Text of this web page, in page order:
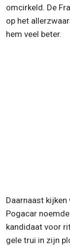
omcirkeld. De
op het
hem veel beter.
Daarnaast
Pogacar
kandidaat voor
gele trui in zijn